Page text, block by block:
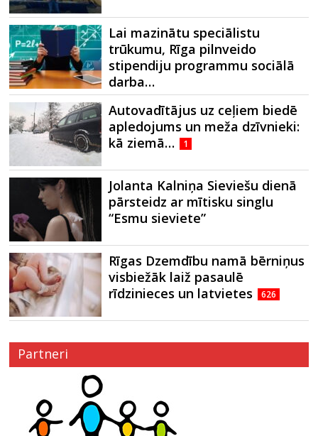
Lai mazinātu speciālistu
trūkumu, Rīga pilnveido
stipendiju programmu sociālā
darba…
Autovadītājus uz ceļiem biedē
apledojums un meža dzīvnieki:
kā ziemā…
1
Jolanta Kalniņa Sieviešu dienā
pārsteidz ar mītisku singlu
“Esmu sieviete”
Rīgas Dzemdību namā bērniņus
visbiežāk laiž pasaulē
rīdzinieces un latvietes
626
Partneri